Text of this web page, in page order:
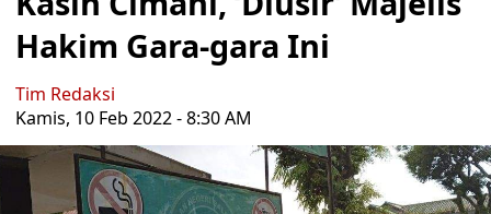
Hakim Gara-gara Ini
Tim Redaksi
Kamis, 10 Feb 2022 - 8:30 AM